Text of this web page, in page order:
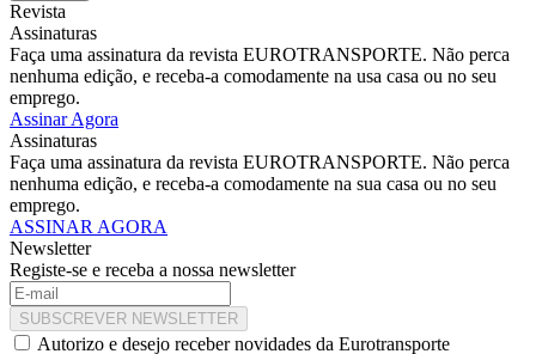
Revista
Assinaturas
Faça uma assinatura da revista EUROTRANSPORTE. Não perca
nenhuma edição, e receba-a comodamente na usa casa ou no seu
emprego.
Assinar Agora
Assinaturas
Faça uma assinatura da revista EUROTRANSPORTE. Não perca
nenhuma edição, e receba-a comodamente na sua casa ou no seu
emprego.
ASSINAR AGORA
Newsletter
Registe-se e receba a nossa newsletter
SUBSCREVER NEWSLETTER
Autorizo e desejo receber novidades da Eurotransporte